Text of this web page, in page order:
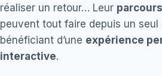
réaliser un retour… Leur
peuvent tout faire depuis un seul
bénéficiant d’une expérience
interactive.